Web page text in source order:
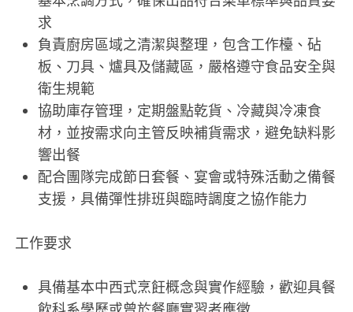
求
負責廚房區域之清潔與整理，包含工作檯、砧
板、刀具、爐具及儲藏區，嚴格遵守食品安全與
衛生規範
協助庫存管理，定期盤點乾貨、冷藏與冷凍食
材，並按需求向主管反映補貨需求，避免缺料影
響出餐
配合團隊完成節日套餐、宴會或特殊活動之備餐
支援，具備彈性排班與臨時調度之協作能力
工作要求
具備基本中西式烹飪概念與實作經驗，歡迎具餐